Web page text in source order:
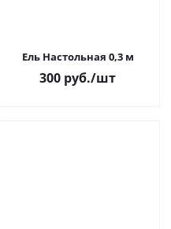
Ель Настольная 0,3 м
300 руб./шт